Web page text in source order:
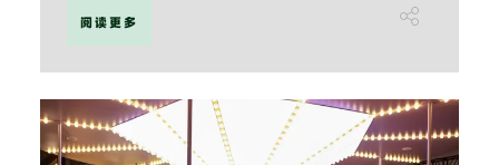
阅读更多